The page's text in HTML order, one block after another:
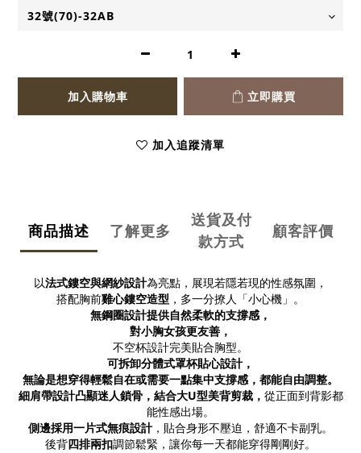
加入購物車 立即購買
加入追蹤清單
商品描述 了解更多
送貨及付
款方式
顧客評價
以法式鏤空與網紗設計為亮點，展現若隱若現的性感氛圍，
搭配胸前雞心鏤空造型 ，多一分撩人「小心機」。
無鋼圈設計提供自然柔軟的支撐感，
對小胸女孩更友善，
不空杯設計完美貼合胸型。
可拆卸分體式罩杯貼心設計，
無論是想穿得輕鬆自在或需要一點集中支撐感，都能自由調整。
細肩帶設計凸顯迷人鎖骨，結合大U型美背剪裁， 從正面到背影都
能性感出場。
側邊採用一片式無痕設計，貼合身形不壓迫，舒適不卡副乳。
後背四排兩扣調節鬆緊，讓你每一天都能穿得剛剛好。